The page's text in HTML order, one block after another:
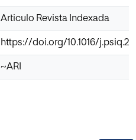
Articulo Revista Indexada
https://doi.org/10.1016/
~ARI